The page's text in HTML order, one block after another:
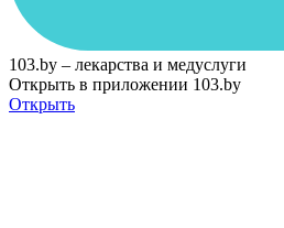
103.by – лекарства и медуслуги
Открыть в приложении 103.by
Открыть